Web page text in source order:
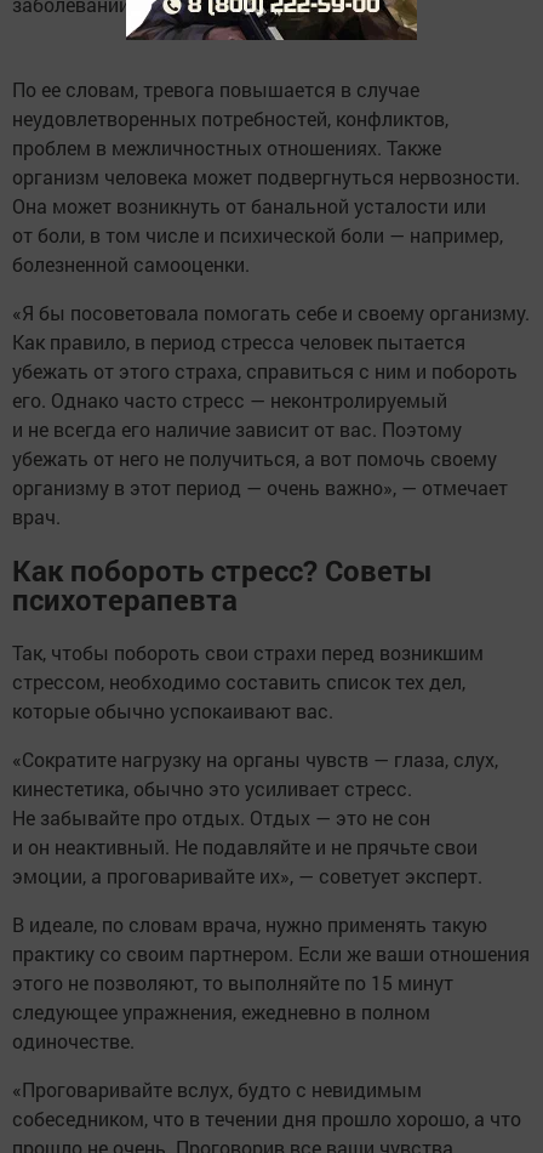
По ее словам, тревога повышается в случае
неудовлетворенных потребностей, конфликтов,
проблем в межличностных отношениях. Также
организм человека может подвергнуться нервозности.
Она может возникнуть от банальной усталости или
от боли, в том числе и психической боли — например,
болезненной самооценки.
«Я бы посоветовала помогать себе и своему организму.
Как правило, в период стресса человек пытается
убежать от этого страха, справиться с ним и побороть
его. Однако часто стресс — неконтролируемый
и не всегда его наличие зависит от вас. Поэтому
убежать от него не получиться, а вот помочь своему
организму в этот период — очень важно», — отмечает
врач.
Как побороть стресс? Советы
психотерапевта
Так, чтобы побороть свои страхи перед возникшим
стрессом, необходимо составить список тех дел,
которые обычно успокаивают вас.
«Сократите нагрузку на органы чувств — глаза, слух,
кинестетика, обычно это усиливает стресс.
Не забывайте про отдых. Отдых — это не сон
и он неактивный. Не подавляйте и не прячьте свои
эмоции, а проговаривайте их», — советует эксперт.
В идеале, по словам врача, нужно применять такую
практику со своим партнером. Если же ваши отношения
этого не позволяют, то выполняйте по 15 минут
следующее упражнения, ежедневно в полном
одиночестве.
«Проговаривайте вслух, будто с невидимым
собеседником, что в течении дня прошло хорошо, а что
прошло не очень. Проговорив все ваши чувства